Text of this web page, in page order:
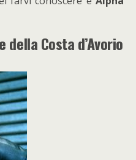
Costa d’Avorio